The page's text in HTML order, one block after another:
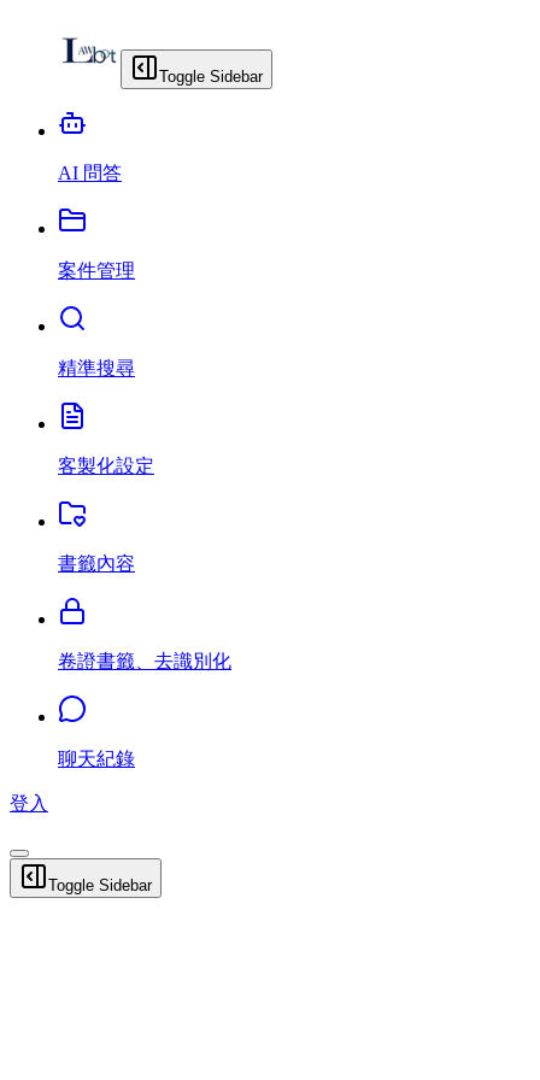
Toggle Sidebar
AI 問答
案件管理
精準搜尋
客製化設定
書籤內容
卷證書籤、去識別化
聊天紀錄
登入
Toggle Sidebar